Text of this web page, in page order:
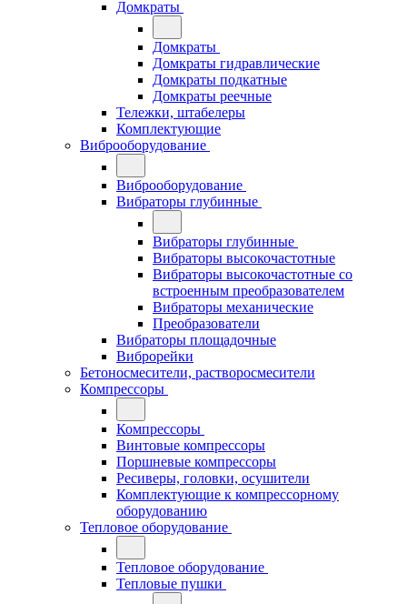
Домкраты
Домкраты
Домкраты гидравлические
Домкраты подкатные
Домкраты реечные
Тележки, штабелеры
Комплектующие
Виброоборудование
Виброоборудование
Вибраторы глубинные
Вибраторы глубинные
Вибраторы высокочастотные
Вибраторы высокочастотные со
встроенным преобразователем
Вибраторы механические
Преобразователи
Вибраторы площадочные
Виброрейки
Бетоносмесители, растворосмесители
Компрессоры
Компрессоры
Винтовые компрессоры
Поршневые компрессоры
Ресиверы, головки, осушители
Комплектующие к компрессорному
оборудованию
Тепловое оборудование
Тепловое оборудование
Тепловые пушки